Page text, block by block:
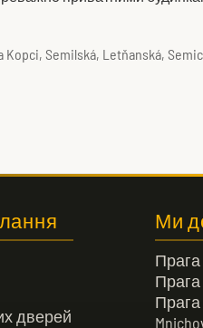
Semilská, Letňanská,
дверей
Ми
Прага
Прага
Прага